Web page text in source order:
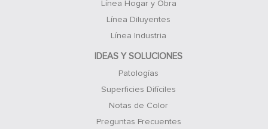
Línea Hogar y Obra
Línea Diluyentes
Línea Industria
IDEAS Y SOLUCIONES
Patologías
Superficies Difíciles
Notas de Color
Preguntas Frecuentes